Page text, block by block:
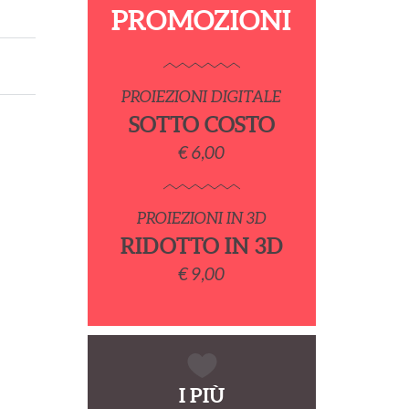
PROMOZIONI
PROIEZIONI DIGITALE
SOTTO COSTO
€ 6,00
PROIEZIONI IN 3D
RIDOTTO IN 3D
€ 9,00
I PIÙ